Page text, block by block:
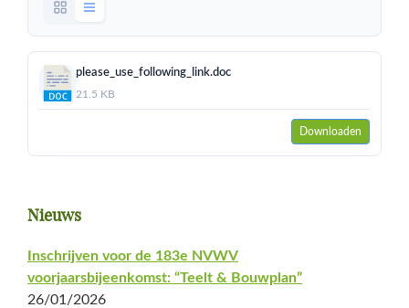
please_use_following_link.doc
21.5 KB
Downloaden
Primaire
Sidebar
Nieuws
Inschrijven voor de 183e NVWV
voorjaarsbijeenkomst: “Teelt & Bouwplan”
26/01/2026